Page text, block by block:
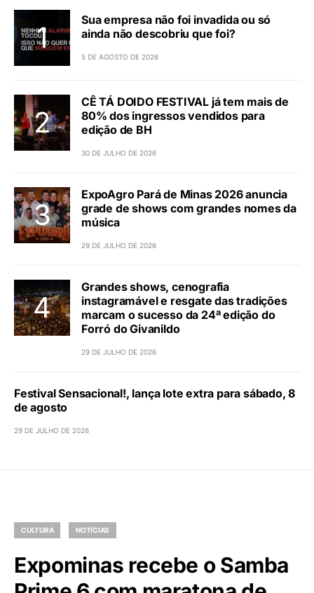
Sua empresa não foi invadida ou só
ainda não descobriu que foi?
5 DE AGOSTO DE 2026
CÊ TÁ DOIDO FESTIVAL já tem mais de
80% dos ingressos vendidos para
edição de BH
30 DE JULHO DE 2026
ExpoAgro Pará de Minas 2026 anuncia
grade de shows com grandes nomes da
música
29 DE JULHO DE 2026
Grandes shows, cenografia
instagramável e resgate das tradições
marcam o sucesso da 24ª edição do
Forró do Givanildo
29 DE JULHO DE 2026
Festival Sensacional!, lança lote extra para sábado, 8
de agosto
29 DE JULHO DE 2026
CULTURA NOTÍCIAS
Expominas recebe o Samba